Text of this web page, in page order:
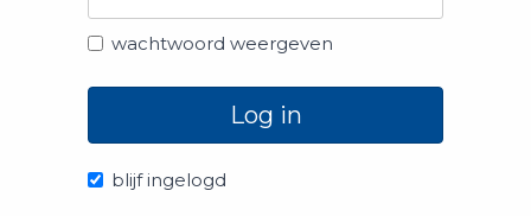
wachtwoord weergeven
Log in
blijf ingelogd